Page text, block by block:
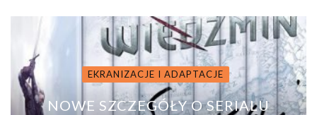
EKRANIZACJE I ADAPTACJE
NOWE SZCZEGÓŁY O SERIALU